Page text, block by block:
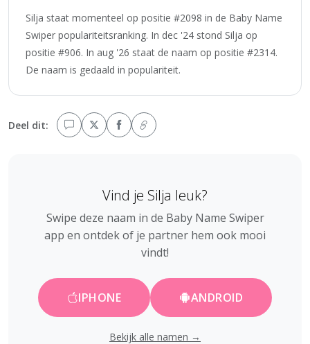
Silja staat momenteel op positie #2098 in de Baby Name
Swiper populariteitsranking. In dec '24 stond Silja op
positie #906. In aug '26 staat de naam op positie #2314.
De naam is gedaald in populariteit.
Deel dit:
Vind je Silja leuk?
Swipe deze naam in de Baby Name Swiper
app en ontdek of je partner hem ook mooi
vindt!
IPHONE ANDROID
Bekijk alle namen →